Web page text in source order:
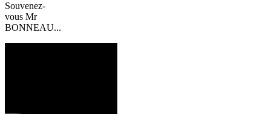
Souvenez-
vous Mr
BONNEAU...